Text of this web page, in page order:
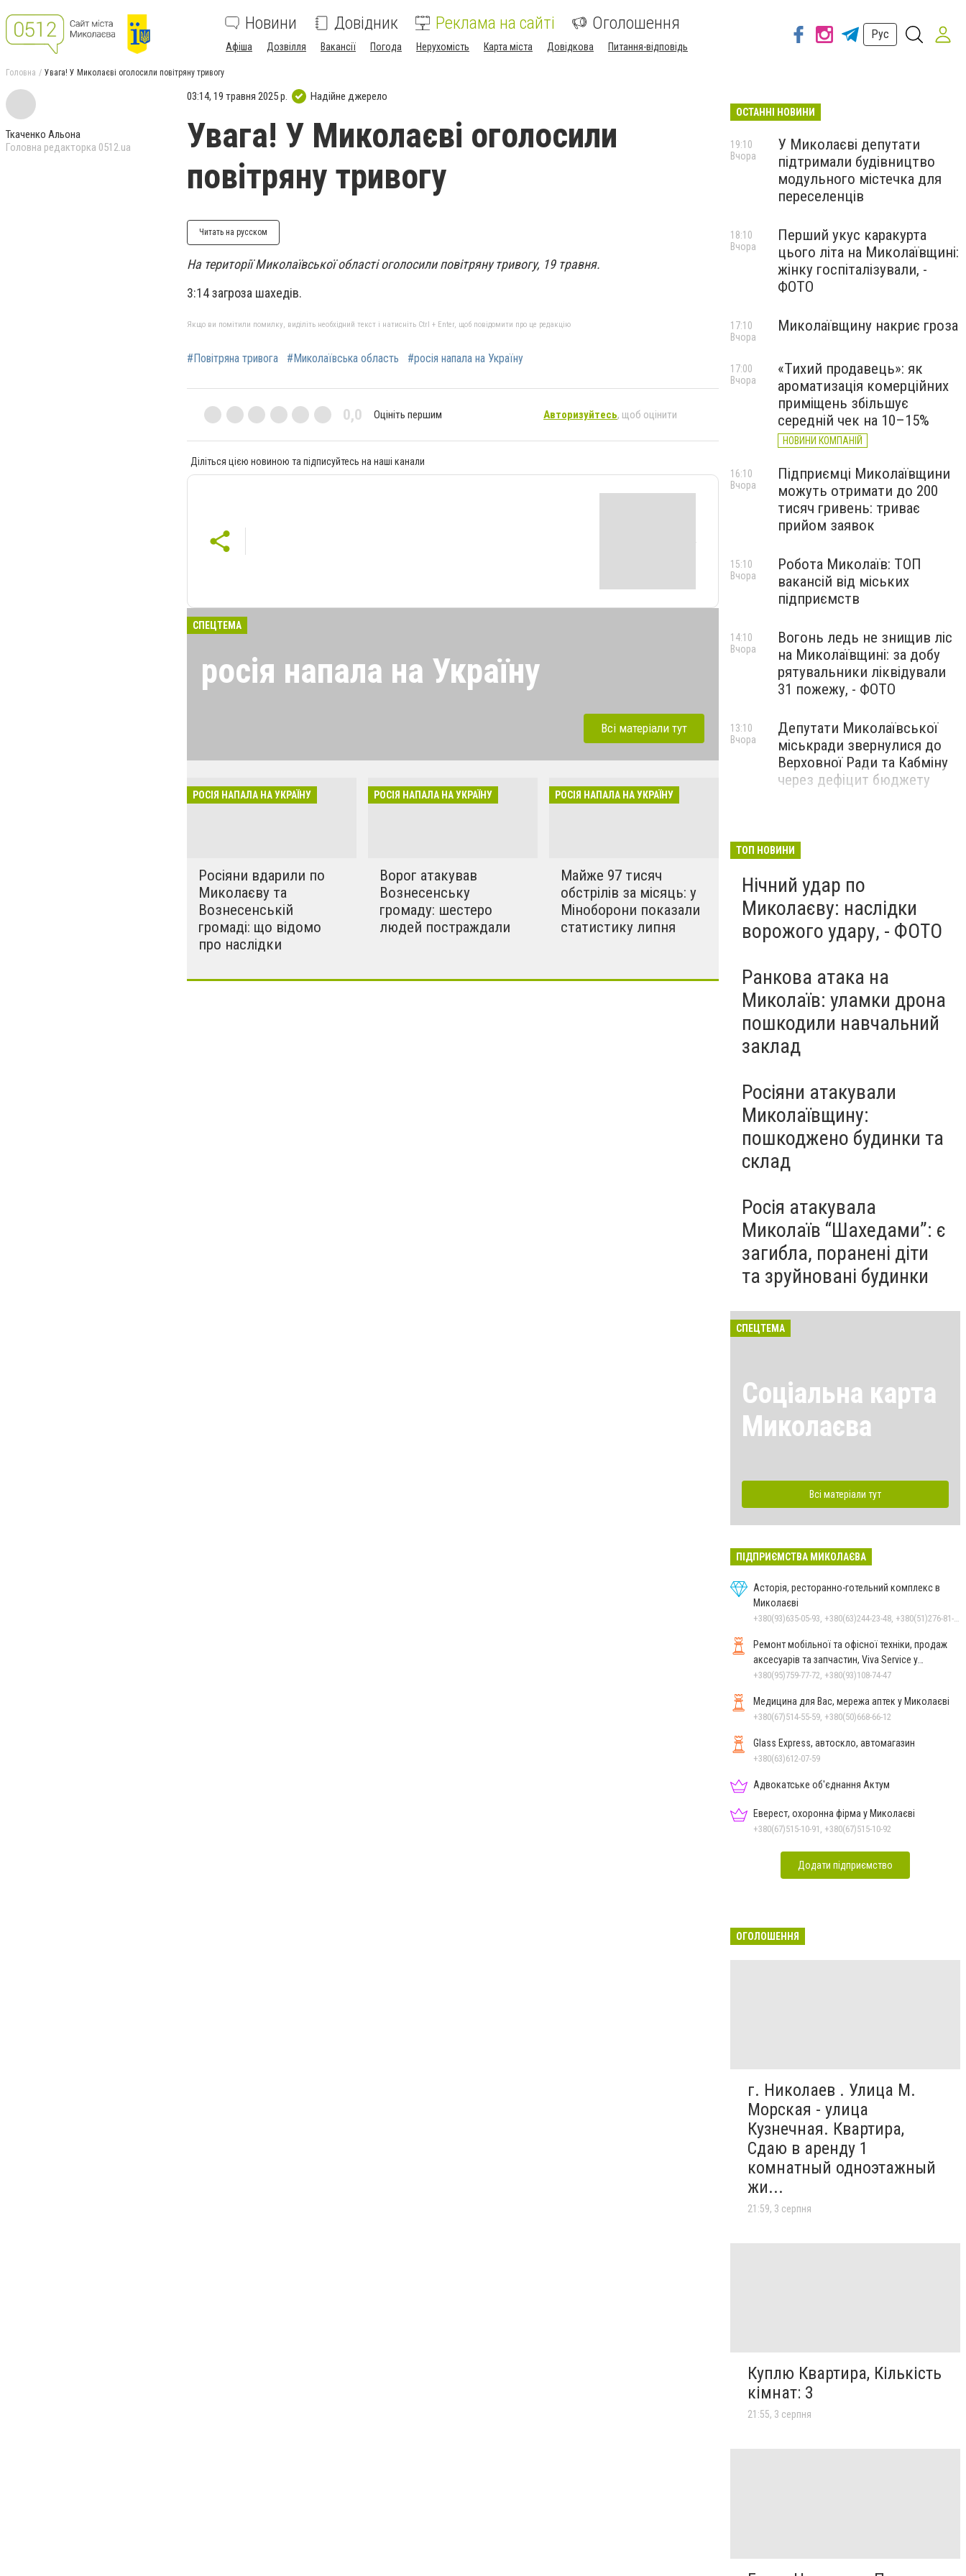
Новини Довідник Реклама на сайті Оголошення
Афіша Дозвілля Вакансії Погода Нерухомість Карта міста Довідкова Питання-відповідь
Рус
Головна Увага! У Миколаєві оголосили повітряну тривогу
Ткаченко Альона
Головна редакторка 0512.ua
03:14, 19 травня 2025 р. Надійне джерело
Увага! У Миколаєві оголосили
повітряну тривогу
Читать на русском
На території Миколаївської області оголосили повітряну тривогу, 19 травня.
3:14 загроза шахедів.
Якщо ви помітили помилку, виділіть необхідний текст і натисніть Ctrl + Enter, щоб повідомити про це редакцію
#Повітряна тривога #Миколаївська область #росія напала на Україну
0,0 Оцініть першим Авторизуйтесь, щоб оцінити
Діліться цією новиною та підписуйтесь на наші канали
СПЕЦТЕМА
росія напала на Україну
розкрадати будинки в селах. Ми боремось
за нашу свободу!!
Всі матеріали тут
РОСІЯ НАПАЛА НА УКРАЇНУ
Росіяни вдарили по
Миколаєву та
Вознесенській
громаді: що відомо
про наслідки
РОСІЯ НАПАЛА НА УКРАЇНУ
Ворог атакував
Вознесенську
громаду: шестеро
людей постраждали
РОСІЯ НАПАЛА НА УКРАЇНУ
Майже 97 тисяч
обстрілів за місяць: у
Міноборони показали
статистику липня
ОСТАННІ НОВИНИ
У Миколаєві депутати
підтримали будівництво
модульного містечка для
переселенців
19:10
Вчора
Перший укус каракурта
цього літа на Миколаївщині:
жінку госпіталізували, -
ФОТО
18:10
Вчора
Миколаївщину накриє гроза
17:10
Вчора
«Тихий продавець»: як
ароматизація комерційних
приміщень збільшує
середній чек на 10–15%
НОВИНИ КОМПАНІЙ
17:00
Вчора
Підприємці Миколаївщини
можуть отримати до 200
тисяч гривень: триває
прийом заявок
16:10
Вчора
Робота Миколаїв: ТОП
вакансій від міських
підприємств
15:10
Вчора
Вогонь ледь не знищив ліс
на Миколаївщині: за добу
рятувальники ліквідували
31 пожежу, - ФОТО
14:10
Вчора
Депутати Миколаївської
міськради звернулися до
Верховної Ради та Кабміну
через дефіцит бюджету
13:10
Вчора
ТОП НОВИНИ
Нічний удар по
Миколаєву: наслідки
ворожого удару, - ФОТО
Ранкова атака на
Миколаїв: уламки дрона
пошкодили навчальний
заклад
Росіяни атакували
Миколаївщину:
пошкоджено будинки та
склад
Росія атакувала
Миколаїв “Шахедами”: є
загибла, поранені діти
та зруйновані будинки
СПЕЦТЕМА
Соціальна карта
Миколаєва
Всі матеріали тут
ПІДПРИЄМСТВА МИКОЛАЄВА
Асторія, ресторанно-готельний комплекс в
Миколаєві
Ремонт мобільної та офісної техніки, продаж
аксесуарів та запчастин, Viva Service у
Миколаєві
+380(95)759-77-72, +380(93)108-74-47
Медицина для Вас, мережа аптек у Миколаєві
+380(67)514-55-59, +380(50)668-66-12
Glass Express, автоскло, автомагазин
+380(63)612-07-59
Адвокатське об'єднання Актум
Еверест, охоронна фірма у Миколаєві
+380(67)515-10-91, +380(67)515-10-92
Додати підприємство
ОГОЛОШЕННЯ
г. Николаев . Улица М.
Морская - улица
Кузнечная. Квартира,
Сдаю в аренду 1
комнатный одноэтажный
жи...
21:59, 3 серпня
Куплю Квартира, Кількість
кімнат: 3
21:55, 3 серпня